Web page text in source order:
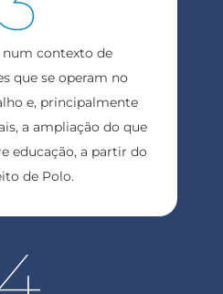
num contexto de
que se operam no
e, principalmente
a ampliação do que
educação, a partir do
de Polo.